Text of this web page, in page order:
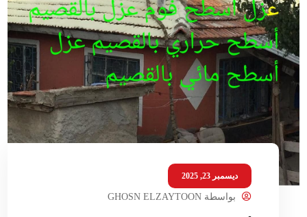
ديسمبر 23, 2025
بواسطةGHOSN ELZAYTOON